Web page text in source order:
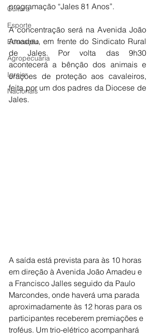
Cultura
Esporte
Educação
Agropecuária
Igreja
Nacionais
programação “Jales 81 Anos”.
A concentração será na Avenida João
Amadeu, em frente do Sindicato Rural
de Jales. Por volta das 9h30
acontecerá a bênção dos animais e
orações de proteção aos cavaleiros,
feita por um dos padres da Diocese de
Jales.
A saída está prevista para às 10 horas
em direção à Avenida João Amadeu e
a Francisco Jalles seguido da Paulo
Marcondes, onde haverá uma parada
aproximadamente às 12 horas para os
participantes receberem premiações e
troféus. Um trio-elétrico acompanhará